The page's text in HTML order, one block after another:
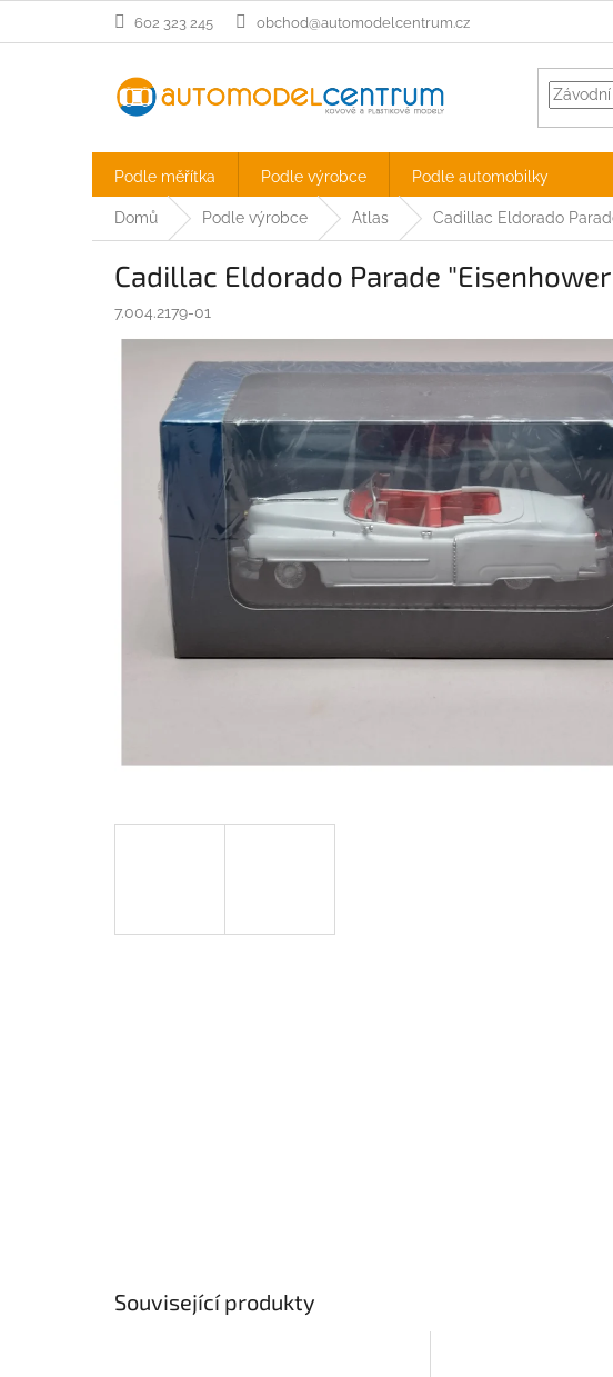
602 323 245 obchod@automodelcentrum.cz
Podle měřítka Podle výrobce Podle automobilky
Domů Podle výrobce Atlas Cadillac Eldorado
Cadillac Eldorado Parade
7.004.2179-01
Související produkty